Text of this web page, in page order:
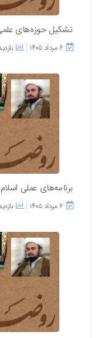
تشکیل حوزه‌های علمی
۶ مرداد ۱۴۰۵ بازدید : 55
برنامه‌های عملی اسلام
۶ مرداد ۱۴۰۵ بازدید : 57